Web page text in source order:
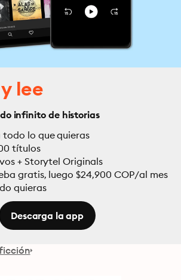
lee
infinito de historias
todo lo que quieras
títulos
+ Storytel Originals
gratis, luego $24,900 COP/al mes
quieras
Descarga la app